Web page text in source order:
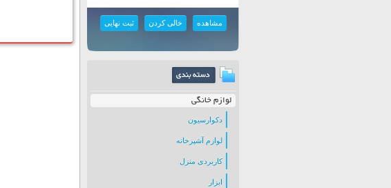
مشاهده خالی کردن ثبت نهایی
لوازم خانگی
دکوارسیون
لوازم آشپزخانه
کاربردی منزل
ابزار